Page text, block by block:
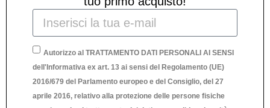
Autorizzo al TRATTAMENTO DATI PERSONALI AI SENSI
dell'Informativa ex art. 13 ai sensi del Regolamento (UE)
2016/679 del Parlamento europeo e del Consiglio, del 27
aprile 2016, relativo alla protezione delle persone fisiche